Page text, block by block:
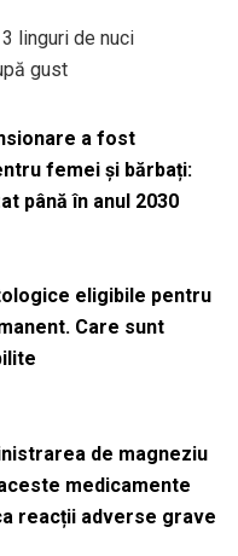
linguri de nuci
gust
a fost
femei și bărbați:
până în anul 2030
eligibile pentru
Care sunt
de magneziu
medicamente
reacții adverse grave